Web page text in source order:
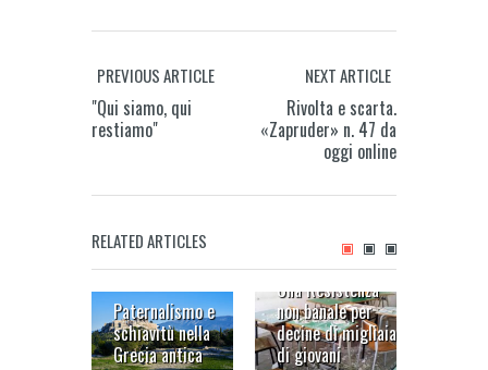
PREVIOUS ARTICLE
"Qui siamo, qui
restiamo"
NEXT ARTICLE
Rivolta e scarta.
«Zapruder» n. 47 da
oggi online
RELATED ARTICLES
Paternalismo e
schiavitù nella
Grecia antica
Una Resistenza
non banale per
decine di migliaia
di giovani